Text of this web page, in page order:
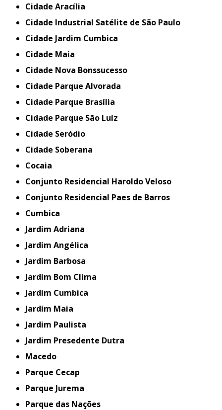
Cidade Aracília
Cidade Industrial Satélite de São Paulo
Cidade Jardim Cumbica
Cidade Maia
Cidade Nova Bonssucesso
Cidade Parque Alvorada
Cidade Parque Brasília
Cidade Parque São Luíz
Cidade Seródio
Cidade Soberana
Cocaia
Conjunto Residencial Haroldo Veloso
Conjunto Residencial Paes de Barros
Cumbica
Jardim Adriana
Jardim Angélica
Jardim Barbosa
Jardim Bom Clima
Jardim Cumbica
Jardim Maia
Jardim Paulista
Jardim Presedente Dutra
Macedo
Parque Cecap
Parque Jurema
Parque das Nações